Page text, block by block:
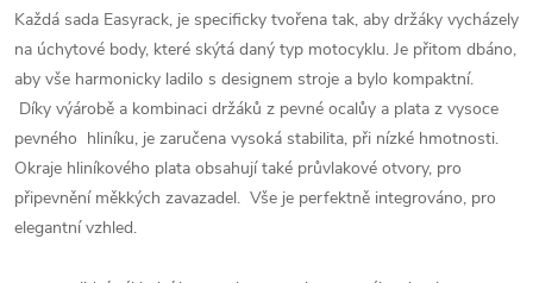
Každá sada Easyrack, je specificky tvořena tak, aby držáky vycházely
na úchytové body, které skýtá daný typ motocyklu. Je přitom dbáno,
aby vše harmonicky ladilo s designem stroje a bylo kompaktní.
Díky výárobě a kombinaci držáků z pevné ocalůy a plata z vysoce
pevného hliníku, je zaručena vysoká stabilita, při nízké hmotnosti.
Okraje hliníkového plata obsahují také průvlakové otvory, pro
připevnění měkkých zavazadel. Vše je perfektně integrováno, pro
elegantní vzhled.